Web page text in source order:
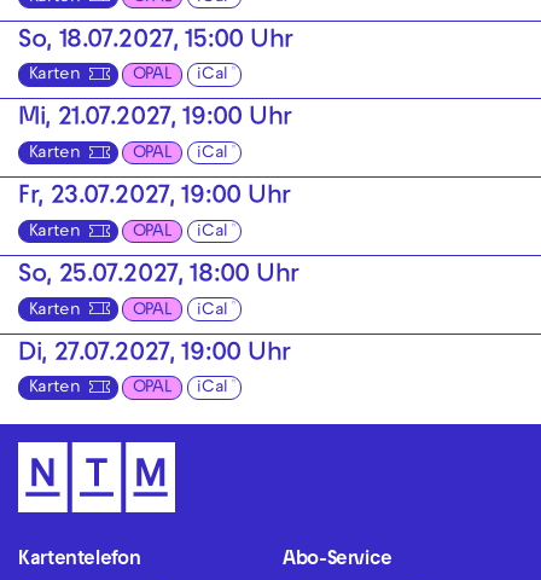
So, 18.07.2027, 15:00 Uhr
Karten OPAL iCal
Mi, 21.07.2027, 19:00 Uhr
Karten OPAL iCal
Fr, 23.07.2027, 19:00 Uhr
Karten OPAL iCal
So, 25.07.2027, 18:00 Uhr
Karten OPAL iCal
Di, 27.07.2027, 19:00 Uhr
Karten OPAL iCal
Kartentelefon Abo-Service